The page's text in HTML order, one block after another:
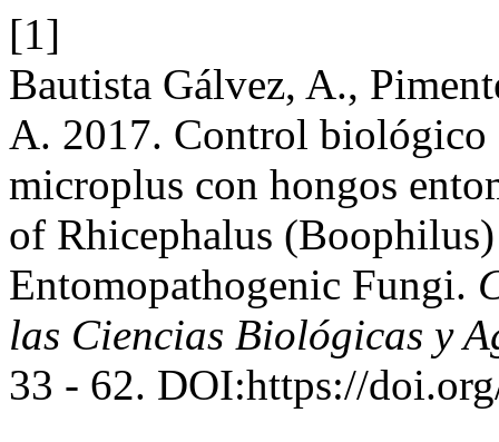
[1]
Bautista Gálvez, A.,
A. 2017. Control biológico
microplus con hongos
of Rhicephalus
Entomopathogenic Fungi.
las Ciencias Biológicas y
33 - 62. DOI:https://